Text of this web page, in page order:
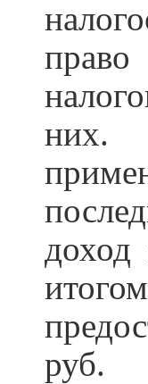
них.
доход
руб.